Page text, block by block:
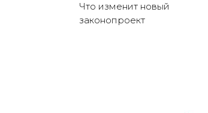
Что изменит новый
законопроект